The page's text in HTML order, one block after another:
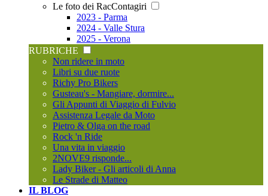
Le foto dei RacContagiri
2023 - Parma
2024 - Valle Stura
2025 - Verona
RUBRICHE
Non ridere in moto
Libri su due ruote
Richy Pro Bikers
Gusteau's - Mangiare, dormire...
Gli Appunti di Viaggio di Fulvio
Assistenza Legale da Moto
Pietro & Olga on the road
Rock 'n Ride
Una vita in viaggio
2NOVE9 risponde...
Lady Biker - Gli articoli di Anna
Le Strade di Matteo
IL BLOG